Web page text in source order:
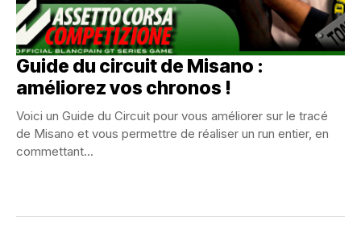
Guide du circuit de Misano :
améliorez vos chronos !
Voici un Guide du Circuit pour vous améliorer sur le tracé
de Misano et vous permettre de réaliser un run entier, en
commettant...